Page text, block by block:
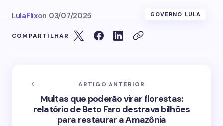
LulaFlixon 03/07/2025 GOVERNO LULA
COMPARTILHAR
ARTIGO ANTERIOR
Multas que poderão virar florestas:
relatório de Beto Faro destrava bilhões
para restaurar a Amazônia